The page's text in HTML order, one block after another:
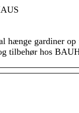
hænge gardiner
tilbehør hos